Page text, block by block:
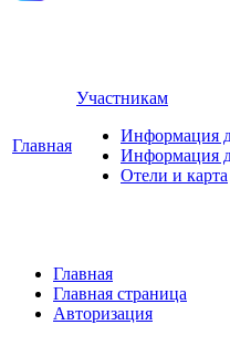
Главная
Участникам
Информация
Информация
Отели и карта
Главная
Главная страница
Авторизация